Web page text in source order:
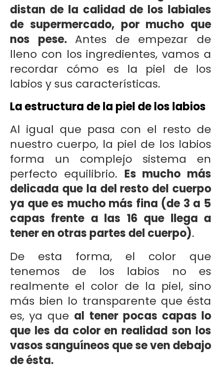
distan de la calidad de los labiales
de supermercado, por mucho que
nos pese. Antes de empezar de
lleno con los ingredientes, vamos a
recordar cómo es la piel de los
labios y sus características.
La estructura de la piel de los labios
Al igual que pasa con el resto de
nuestro cuerpo, la piel de los labios
forma un complejo sistema en
perfecto equilibrio. Es mucho más
delicada que la del resto del cuerpo
ya que es mucho más fina (de 3 a 5
capas frente a las 16 que llega a
tener en otras partes del cuerpo).
De esta forma, el color que
tenemos de los labios no es
realmente el color de la piel, sino
más bien lo transparente que ésta
es, ya que al tener pocas capas lo
que les da color en realidad son los
vasos sanguíneos que se ven debajo
de ésta.